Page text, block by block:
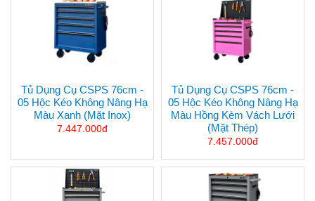
Tủ Dụng Cụ CSPS 76cm -
05 Hộc Kéo Không Nâng Hạ
Màu Xanh (mặt Inox)
7.447.000đ
Tủ Dụng Cụ CSPS 76cm -
05 Hộc Kéo Không Nâng Hạ
Màu Hồng Kèm Vách Lưới
(mặt Thép)
7.457.000đ